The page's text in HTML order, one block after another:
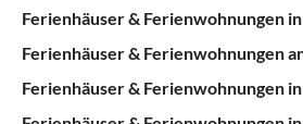
Ferienhäuser & Ferienwohnungen
Ferienhäuser & Ferienwohnungen
Ferienhäuser & Ferienwohnungen